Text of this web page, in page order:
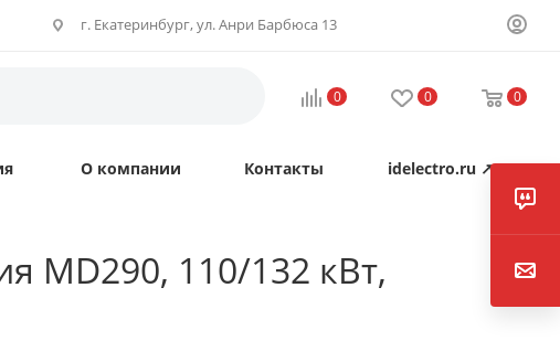
г. Екатеринбург, ул. Анри Барбюса 13
0 0 0
О компании Контакты idelectro.ru ↗
MD290, 110/132 кВт,